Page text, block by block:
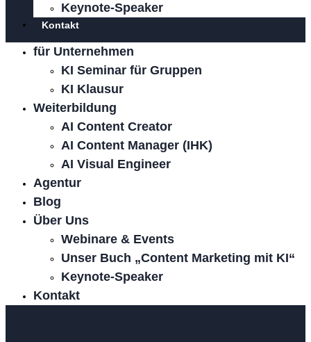
Keynote-Speaker
Kontakt
für Unternehmen
KI Seminar für Gruppen
KI Klausur
Weiterbildung
AI Content Creator
AI Content Manager (IHK)
AI Visual Engineer
Agentur
Blog
Über Uns
Webinare & Events
Unser Buch „Content Marketing mit KI“
Keynote-Speaker
Kontakt